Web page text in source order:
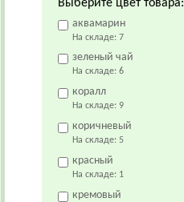
Выберите цвет товара:
аквамарин
На складе: 7
зеленый чай
На складе: 6
коралл
На складе: 9
коричневый
На складе: 5
красный
На складе: 1
кремовый